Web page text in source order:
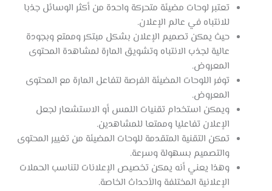
تعتبر لوحات مضيئة متحركة واحدة من أكثر الوسائل جذبا
للانتباه في عالم الإعلان.
حيث يمكن تصميم الإعلان بشكل مبتكر وممتع وبجودة
عالية لجذب الانتباه وتشويق المارة لمشاهدة المحتوى
المعروض.
توفر اللوحات المضيئة الفرصة لتفاعل المارة مع المحتوى
المعروض.
ويمكن استخدام تقنيات اللمس أو الاستشعار لجعل
الإعلان تفاعليا وممتعا للمشاهدين.
تمكن التقنية المتقدمة للوحات المضيئة من تغيير المحتوى
والتصميم بسهولة وسرعة.
وهذا يعني أنه يمكن تخصيص الإعلانات لتناسب الحملات
الإعلانية المختلفة والأحداث الخاصة.